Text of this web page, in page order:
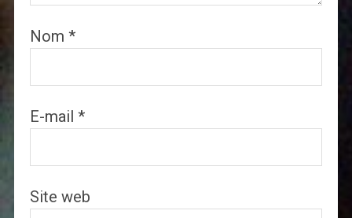
Nom *
E-mail *
Site web